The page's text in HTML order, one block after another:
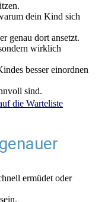
dein Kind sich
genau dort ansetzt.
wirklich
besser einordnen
sind.
die Warteliste
ermüdet oder